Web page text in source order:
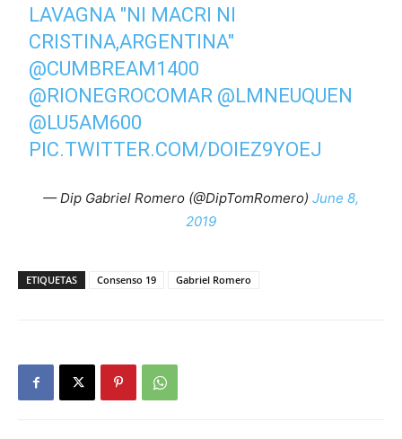
LAVAGNA "NI MACRI NI
CRISTINA,ARGENTINA"
@CUMBREAM1400
@RIONEGROCOMAR @LMNEUQUEN
@LU5AM600
PIC.TWITTER.COM/DOIEZ9YOEJ
— Dip Gabriel Romero (@DipTomRomero) June 8,
2019
ETIQUETAS Consenso 19 Gabriel Romero